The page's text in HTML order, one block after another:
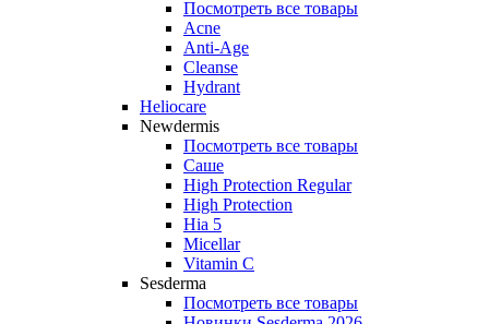
Посмотреть все товары
Acne
Anti‑Age
Cleanse
Hydrant
Heliocare
Newdermis
Посмотреть все товары
Саше
High Protection Regular
High Protection
Hia 5
Micellar
Vitamin C
Sesderma
Посмотреть все товары